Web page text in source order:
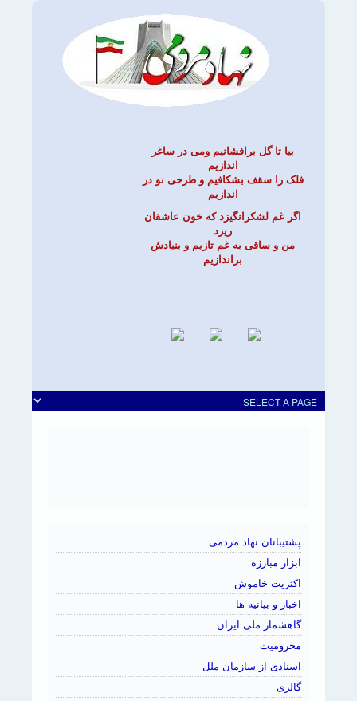
بیا تا گل برافشانیم ومی در ساغر
فلک را سقف بشکافیم و طرحی نو در
اگر غم لشکرانگیزد که خون عاشقان
من و ساقی به غم تازیم و بنیادش
پشتیبانان نهاد مردمی
ابزار مبارزه
اکثریت خاموش
اخبار و بیانیه ها
گاهشمار ملی ایران
محرومیت
اسنادی از سازمان ملل